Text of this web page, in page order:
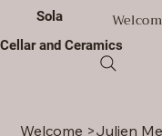
Cellar and Ceramics
Sola
Welcome >Julien